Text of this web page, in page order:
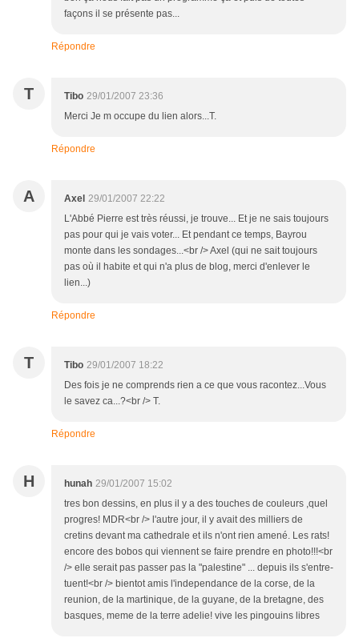
façons il se présente pas...
Répondre
T Tibo 29/01/2007 23:36
Merci Je m occupe du lien alors...T.
Répondre
A Axel 29/01/2007 22:22
L'Abbé Pierre est très réussi, je trouve... Et je ne sais toujours
pas pour qui je vais voter... Et pendant ce temps, Bayrou
monte dans les sondages...<br /> Axel (qui ne sait toujours
pas où il habite et qui n'a plus de blog, merci d'enlever le
lien...)
Répondre
T Tibo 29/01/2007 18:22
Des fois je ne comprends rien a ce que vous racontez...Vous
le savez ca...?<br /> T.
Répondre
H hunah 29/01/2007 15:02
tres bon dessins, en plus il y a des touches de couleurs ,quel
progres! MDR<br /> l'autre jour, il y avait des milliers de
cretins devant ma cathedrale et ils n'ont rien amené. Les rats!
encore des bobos qui viennent se faire prendre en photo!!!<br
/> elle serait pas passer pas la "palestine" ... depuis ils s'entre-
tuent!<br /> bientot amis l'independance de la corse, de la
reunion, de la martinique, de la guyane, de la bretagne, des
basques, meme de la terre adelie! vive les pingouins libres